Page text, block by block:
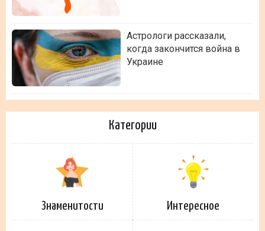
Астрологи рассказали,
когда закончится война в
Украине
Категории
Знаменитости Интересное